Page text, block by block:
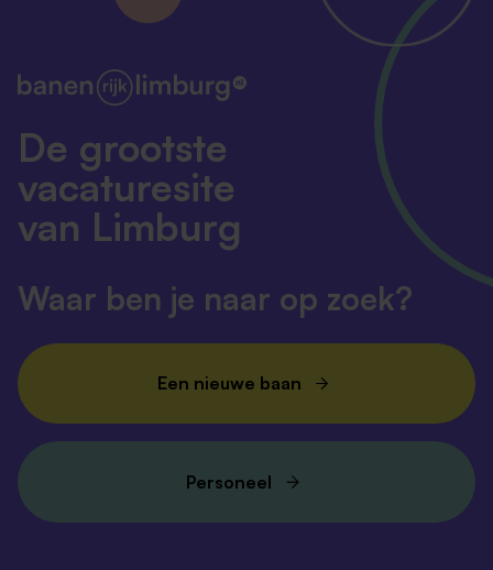
De grootste
vacaturesite
van Limburg
Waar ben je naar op zoek?
Een nieuwe baan
Personeel